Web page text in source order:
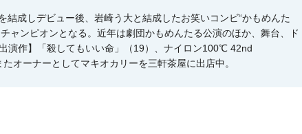
結成しデビュー後、岩崎う大と結成したお笑いコンビ“かもめんた
ャンピオンとなる。近年は劇団かもめんたる公演のほか、舞台、ド
演作】「殺してもいい命」（19）、ナイロン100℃ 42nd
オーナーとしてマキオカリーを三軒茶屋に出店中。